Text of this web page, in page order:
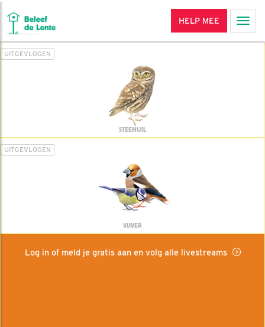
HELP MEE
UITGEVLOGEN
STEENUIL
UITGEVLOGEN
VIJVER
Log in of meld je gratis aan en volg alle livestreams